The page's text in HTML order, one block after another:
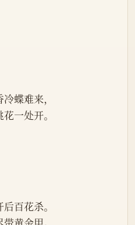
蝶难来，
一处开。
百花杀。